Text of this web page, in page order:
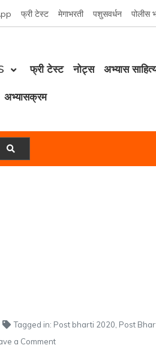
फ्री टेस्ट मेगाभरती पशुसवर्धन पोलीस
फ्री टेस्ट नोट्स अभ्यास
अभ्यासक्रम
Tagged in: Post bharti 2020 Post
a Commenton